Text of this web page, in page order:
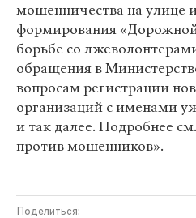
мошенничества на улице
формирования
борьбе со
обращения в
вопросам регистрации
организаций с именами
и так далее. Подробнее
против мошенников».
Поделиться: